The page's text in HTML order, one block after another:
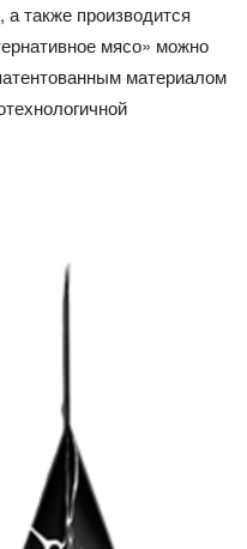
также производится
мясо» можно
материалом